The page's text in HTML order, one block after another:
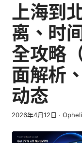
上海到
离、时
全攻略
面解析
动态
2026年4月12日 ·